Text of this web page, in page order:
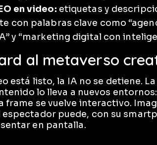
en video: etiquetas y
con palabras clave como
y “marketing digital con
al metaverso
está listo, la IA no se detiene.
lo lleva a nuevos
frame se vuelve interactivo.
puede, con su
en pantalla.